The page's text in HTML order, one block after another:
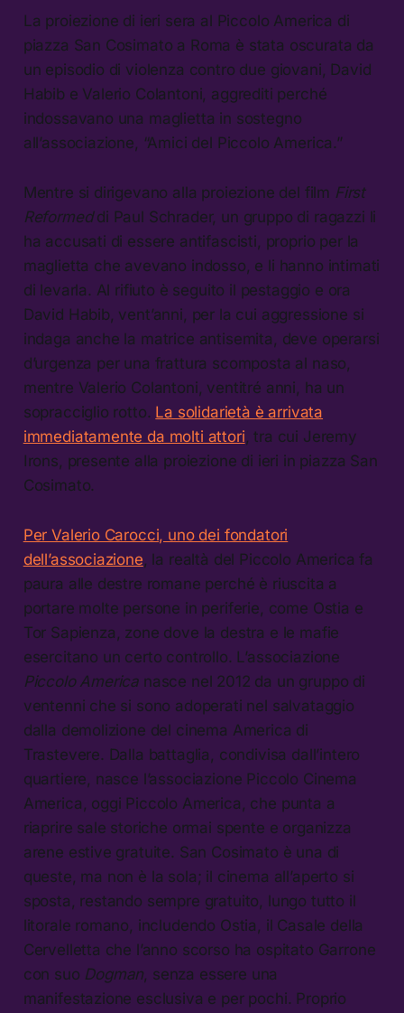
La proiezione di ieri sera al Piccolo America di
piazza San Cosimato a Roma è stata oscurata da
un episodio di violenza contro due giovani, David
Habib e Valerio Colantoni, aggrediti perché
indossavano una maglietta in sostegno
all’associazione, “Amici del Piccolo America.”
Mentre si dirigevano alla proiezione del film First
Reformeddi Paul Schrader, un gruppo di ragazzi li
ha accusati di essere antifascisti, proprio per la
maglietta che avevano indosso, e li hanno intimati
di levarla. Al rifiuto è seguito il pestaggio e ora
David Habib, vent’anni, per la cui aggressione si
indaga anche la matrice antisemita, deve operarsi
d’urgenza per una frattura scomposta al naso,
mentre Valerio Colantoni, ventitré anni, ha un
sopracciglio rotto. La solidarietà è arrivata
immediatamente da molti attori, tra cui Jeremy
Irons, presente alla proiezione di ieri in piazza San
Cosimato.
Per Valerio Carocci, uno dei fondatori
dell’associazione, la realtà del Piccolo America fa
paura alle destre romane perché è riuscita a
portare molte persone in periferie, come Ostia e
Tor Sapienza, zone dove la destra e le mafie
esercitano un certo controllo. L’associazione
Piccolo America nasce nel 2012 da un gruppo di
ventenni che si sono adoperati nel salvataggio
dalla demolizione del cinema America di
Trastevere. Dalla battaglia, condivisa dall’intero
quartiere, nasce l’associazione Piccolo Cinema
America, oggi Piccolo America, che punta a
riaprire sale storiche ormai spente e organizza
arene estive gratuite. San Cosimato è una di
queste, ma non è la sola; il cinema all’aperto si
sposta, restando sempre gratuito, lungo tutto il
litorale romano, includendo Ostia, il Casale della
Cervelletta che l’anno scorso ha ospitato Garrone
con suo Dogman, senza essere una
manifestazione esclusiva e per pochi. Proprio